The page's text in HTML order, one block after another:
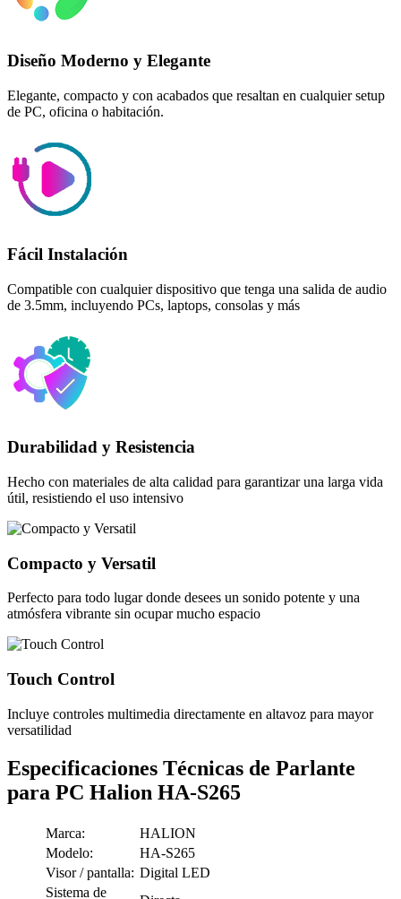
Diseño Moderno y Elegante
Elegante, compacto y con acabados que resaltan en cualquier setup
de PC, oficina o habitación.
Fácil Instalación
Compatible con cualquier dispositivo que tenga una salida de audio
de 3.5mm, incluyendo PCs, laptops, consolas y más
Durabilidad y Resistencia
Hecho con materiales de alta calidad para garantizar una larga vida
útil, resistiendo el uso intensivo
Compacto y Versatil
Perfecto para todo lugar donde desees un sonido potente y una
atmósfera vibrante sin ocupar mucho espacio
Touch Control
Incluye controles multimedia directamente en altavoz para mayor
versatilidad
Especificaciones Técnicas de Parlante
para PC Halion HA-S265
Marca:
HALION
Modelo:
HA-S265
Visor / pantalla: Digital LED
Sistema de